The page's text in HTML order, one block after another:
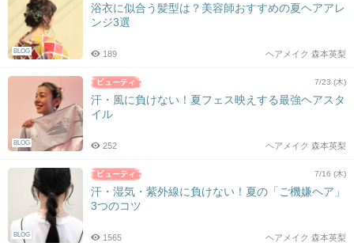
BLOG
浴衣に似合う髪型は？美容師おすすめの夏ヘアアレ
ンジ3選
ヘアメイク 森本英梨
189
BLOG
7/23 (木)
汗・風に負けない！夏フェス映えする最強ヘアスタ
イル
ヘアメイク 森本英梨
252
BLOG
7/16 (木)
汗・湿気・紫外線に負けない！夏の「ご機嫌ヘア」
3つのコツ
ヘアメイク 森本英梨
1565